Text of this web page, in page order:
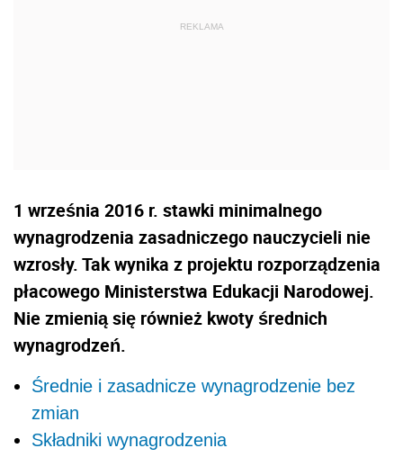
1 września 2016 r. stawki minimalnego
wynagrodzenia zasadniczego nauczycieli nie
wzrosły. Tak wynika z projektu rozporządzenia
płacowego Ministerstwa Edukacji Narodowej.
Nie zmienią się również kwoty średnich
wynagrodzeń.
Średnie i zasadnicze wynagrodzenie bez
zmian
Składniki wynagrodzenia